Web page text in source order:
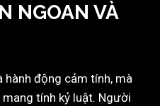
NGOAN VÀ
hành động cảm tính, mà
tính kỷ luật. Người